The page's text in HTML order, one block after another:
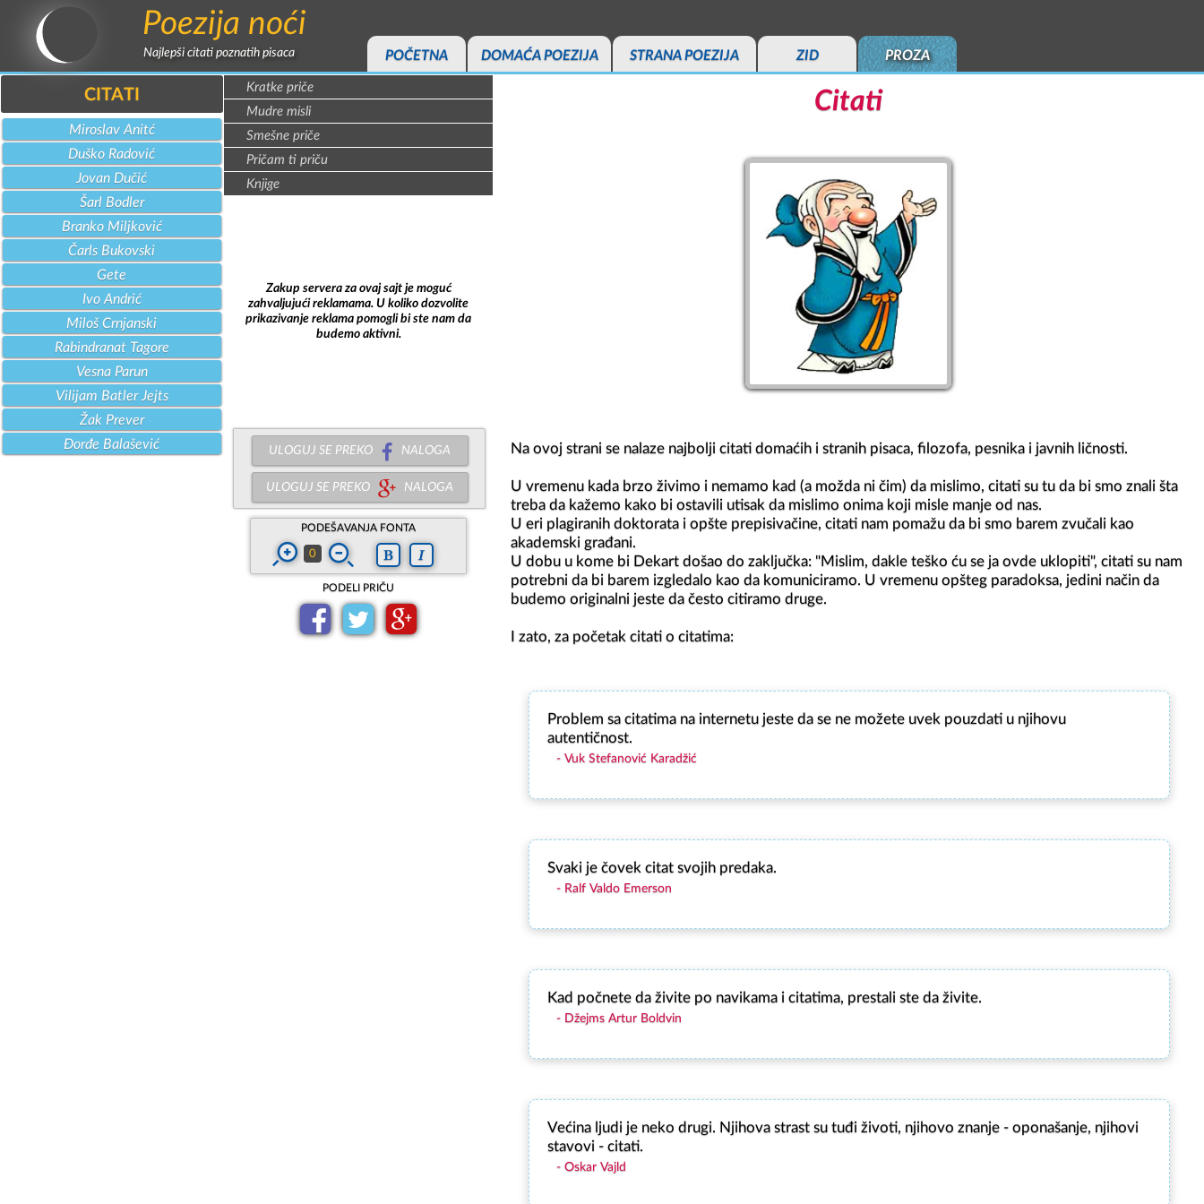
Poezija noći
POČETNA DOMAĆA POEZIJA STRANA POEZIJA ZID PROZA
Citati
Na ovoj strani se nalaze najbolji citati domaćih i stranih pisaca, filozofa, pesnika i javnih ličnosti.
U vremenu kada brzo živimo i nemamo kad (a možda ni čim) da mislimo, citati su tu da bi smo znali šta
treba da kažemo kako bi ostavili utisak da mislimo onima koji misle manje od nas.
U eri plagiranih doktorata i opšte prepisivačine, citati nam pomažu da bi smo barem zvučali kao
akademski građani.
U dobu u kome bi Dekart došao do zaključka: "Mislim, dakle teško ću se ja ovde uklopiti", citati su nam
potrebni da bi barem izgledalo kao da komuniciramo. U vremenu opšteg paradoksa, jedini način da
budemo originalni jeste da često citiramo druge.
Problem sa citatima na internetu jeste da se ne možete uvek pouzdati u njihovu
autentičnost.
Vuk Stefanović Karadžić
Svaki je čovek citat svojih predaka.
Ralf Valdo Emerson
Kad počnete da živite po navikama i citatima, prestali ste da živite.
Džejms Artur Boldvin
Većina ljudi je neko drugi. Njihova strast su tuđi životi, njihovo znanje - oponašanje, njihovi
stavovi - citati.
Oskar Vajld
CITATI
Miroslav Anitć
Duško Radović
Jovan Dučić
Šarl Bodler
Branko Miljković
Čarls Bukovski
Gete
Ivo Andrić
Miloš Crnjanski
Rabindranat Tagore
Vesna Parun
Vilijam Batler Jejts
Žak Prever
Đorđe Balašević
Najlepši citati poznatih pisaca
Kratke priče
Mudre misli
Smešne priče
Pričam ti priču
Knjige
Zakup servera za ovaj sajt je moguć
zahvaljujući reklamama. U koliko dozvolite
prikazivanje reklama pomogli bi ste nam da
budemo aktivni.
ULOGUJ SE PREKO NALOGA
ULOGUJ SE PREKO NALOGA
PODEŠAVANJA FONTA
0
PODELI PRIČU